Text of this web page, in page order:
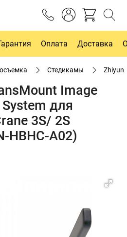
Оплата Доставка
Cтедикамы Zhiyun
Image
для
3S/ 2S
HBHC-A02)